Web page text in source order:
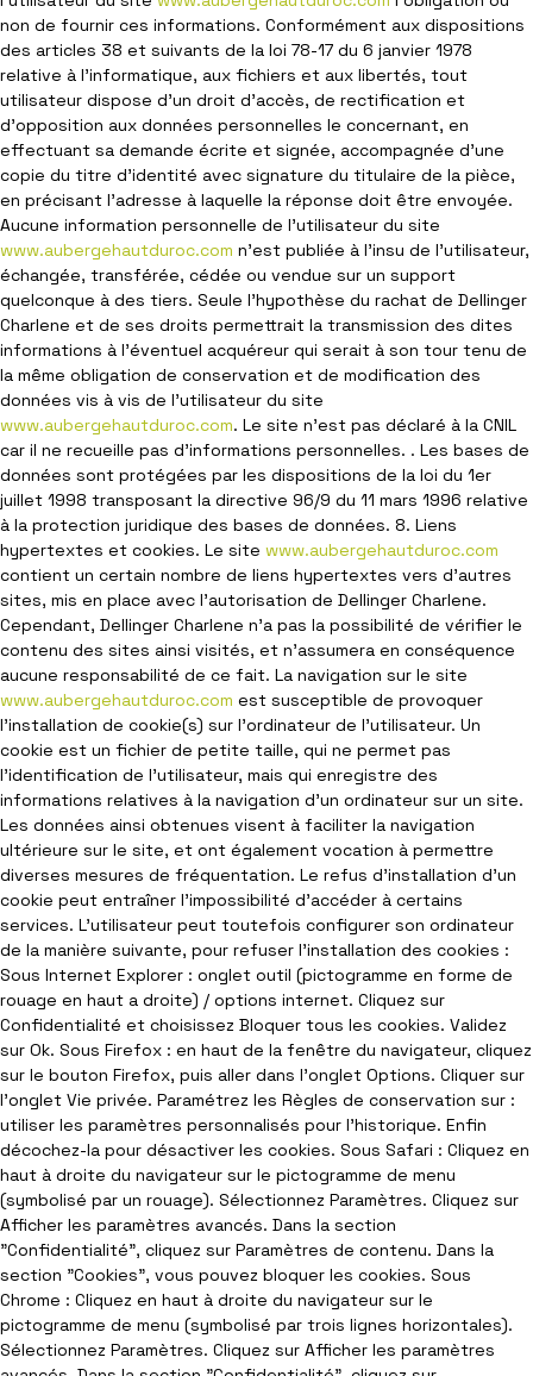
non de fournir ces informations. Conformément aux dispositions
des articles 38 et suivants de la loi 78-17 du 6 janvier 1978
relative à l’informatique, aux fichiers et aux libertés, tout
utilisateur dispose d’un droit d’accès, de rectification et
d’opposition aux données personnelles le concernant, en
effectuant sa demande écrite et signée, accompagnée d’une
copie du titre d’identité avec signature du titulaire de la pièce,
en précisant l’adresse à laquelle la réponse doit être envoyée.
Aucune information personnelle de l'utilisateur du site
www.aubergehautduroc.com n'est publiée à l'insu de l'utilisateur,
échangée, transférée, cédée ou vendue sur un support
quelconque à des tiers. Seule l'hypothèse du rachat de Dellinger
Charlene et de ses droits permettrait la transmission des dites
informations à l'éventuel acquéreur qui serait à son tour tenu de
la même obligation de conservation et de modification des
données vis à vis de l'utilisateur du site
www.aubergehautduroc.com. Le site n'est pas déclaré à la CNIL
car il ne recueille pas d'informations personnelles. . Les bases de
données sont protégées par les dispositions de la loi du 1er
juillet 1998 transposant la directive 96/9 du 11 mars 1996 relative
à la protection juridique des bases de données. 8. Liens
hypertextes et cookies. Le site www.aubergehautduroc.com
contient un certain nombre de liens hypertextes vers d’autres
sites, mis en place avec l’autorisation de Dellinger Charlene.
Cependant, Dellinger Charlene n’a pas la possibilité de vérifier le
contenu des sites ainsi visités, et n’assumera en conséquence
aucune responsabilité de ce fait. La navigation sur le site
www.aubergehautduroc.com est susceptible de provoquer
l’installation de cookie(s) sur l’ordinateur de l’utilisateur. Un
cookie est un fichier de petite taille, qui ne permet pas
l’identification de l’utilisateur, mais qui enregistre des
informations relatives à la navigation d’un ordinateur sur un site.
Les données ainsi obtenues visent à faciliter la navigation
ultérieure sur le site, et ont également vocation à permettre
diverses mesures de fréquentation. Le refus d’installation d’un
cookie peut entraîner l’impossibilité d’accéder à certains
services. L’utilisateur peut toutefois configurer son ordinateur
de la manière suivante, pour refuser l’installation des cookies :
Sous Internet Explorer : onglet outil (pictogramme en forme de
rouage en haut a droite) / options internet. Cliquez sur
Confidentialité et choisissez Bloquer tous les cookies. Validez
sur Ok. Sous Firefox : en haut de la fenêtre du navigateur, cliquez
sur le bouton Firefox, puis aller dans l'onglet Options. Cliquer sur
l'onglet Vie privée. Paramétrez les Règles de conservation sur :
utiliser les paramètres personnalisés pour l'historique. Enfin
décochez-la pour désactiver les cookies. Sous Safari : Cliquez en
haut à droite du navigateur sur le pictogramme de menu
(symbolisé par un rouage). Sélectionnez Paramètres. Cliquez sur
Afficher les paramètres avancés. Dans la section
"Confidentialité", cliquez sur Paramètres de contenu. Dans la
section "Cookies", vous pouvez bloquer les cookies. Sous
Chrome : Cliquez en haut à droite du navigateur sur le
pictogramme de menu (symbolisé par trois lignes horizontales).
Sélectionnez Paramètres. Cliquez sur Afficher les paramètres